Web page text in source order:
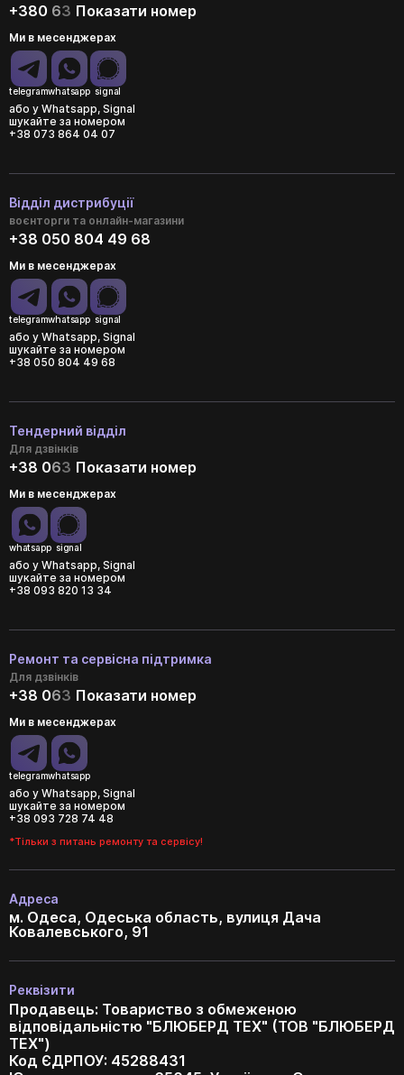
+380 63 Показати номер
Ми в месенджерах
telegramwhatsapp signal
або у Whatsapp, Signal
шукайте за номером
+38 073 864 04 07
Відділ дистрибуції
воєнторги та онлайн-магазини
+38 050 804 49 68
Ми в месенджерах
telegramwhatsapp signal
або у Whatsapp, Signal
шукайте за номером
+38 050 804 49 68
Тендерний відділ
Для дзвінків
+38 063 Показати номер
Ми в месенджерах
whatsapp signal
або у Whatsapp, Signal
шукайте за номером
+38 093 820 13 34
Ремонт та сервісна підтримка
Для дзвінків
+38 063 Показати номер
Ми в месенджерах
telegramwhatsapp
або у Whatsapp, Signal
шукайте за номером
+38 093 728 74 48
*Тільки з питань ремонту та сервісу!
Адреса
м. Одеса, Одеська область, вулиця Дача
Ковалевського, 91
Реквізити
Продавець: Товариство з обмеженою
відповідальністю "БЛЮБЕРД ТЕХ" (ТОВ "БЛЮБЕРД
ТЕХ")
Код ЄДРПОУ: 45288431